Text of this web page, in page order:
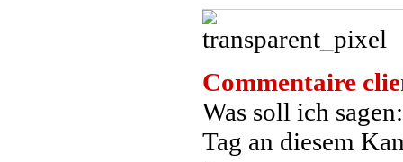
Commentaire
Was soll ich
Tag an diesem